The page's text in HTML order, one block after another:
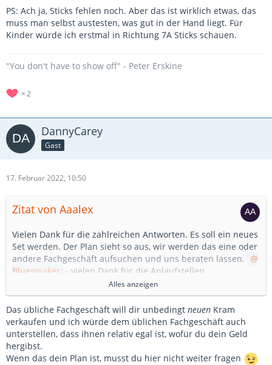
PS: Ach ja, Sticks fehlen noch. Aber das ist wirklich etwas, das
muss man selbst austesten, was gut in der Hand liegt. Für
Kinder würde ich erstmal in Richtung 7A Sticks schauen.
"You don't have to show off" - Peter Erskine
2
DannyCarey
Gast
17. Februar 2022, 10:50
Zitat von Aaalex
Vielen Dank für die zahlreichen Antworten. Es soll ein neues
Set werden. Der Plan sieht so aus, wir werden das eine oder
andere Fachgeschäft aufsuchen und uns beraten lassen.
Bluesmaker - vielen Dank für die Anlaufstellen.
Mit den zahlreichen Marken, kann ich ja schon einmal
loslaufen und mich einlesen / informieren.
Viele Grüße,
Alex
Alles anzeigen
Das übliche Fachgeschäft will dir unbedingt neuen Kram
verkaufen und ich würde dem üblichen Fachgeschäft auch
unterstellen, dass ihnen relativ egal ist, wofür du dein Geld
hergibst.
Wenn das dein Plan ist, musst du hier nicht weiter fragen